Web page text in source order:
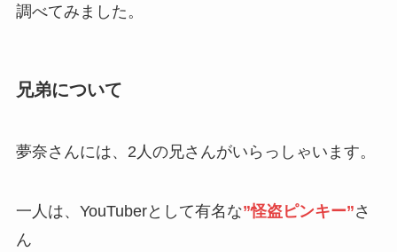
調べてみました。
兄弟について
夢奈さんには、2人の兄さんがいらっしゃいます。
一人は、YouTuberとして有名な”怪盗ピンキー”さ
ん